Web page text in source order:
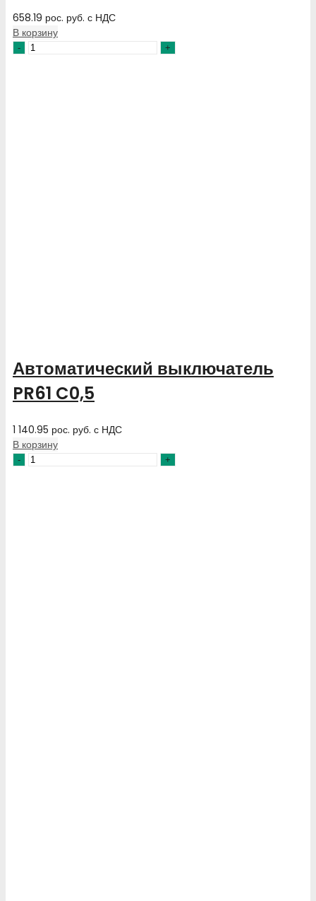
658.19 рос. руб. с НДС
В корзину
Автоматический выключатель
PR61 C0,5
1 140.95 рос. руб. с НДС
В корзину